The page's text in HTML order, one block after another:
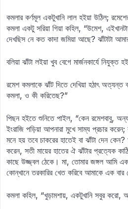
কমলার কর্ণমূল একটুখানি লাল হইয়া উঠিল;
কমলা একটু সরিয়া গিয়া কহিল, “উমেশ,
দেখছিস নে কত কাদা জমিয়া আছে? ঝাঁটাটা
বলিয়া ঝাঁটা লইয়া খুব বেগে মার্জনকার্যে নিযুক্ত
রমেশ কমলাকে ঝাঁট দিতে দেখিয়া হঠাৎ
কমলা, ও কী করিতেছ?”
পিছন হইতে শুনিতে পাইল, “কেন রমেশবাবু,
ইংরাজি পড়িয়া আপনারা মুখে সাম্য প্রচার
মনে হয় তবে চাকরের হাতেই বা ঝাঁটা দেন
করেন, সতী মায়ের হাতের ঐ ঝাঁটার প্রত্যেক
কাছে উজ্জ্বল ঠেকে। মা, তোমার জঙ্গল আমি
কোন্‌খানে তরকারির খেত করিবে আমাকে এক বার
কমলা কহিল, “খুড়ামশায়, একটুখানি সবুর করো,